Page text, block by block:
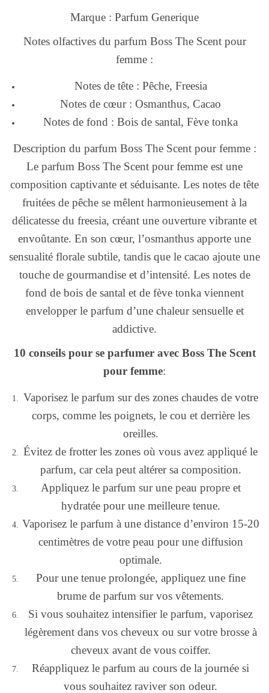
Marque : Parfum Generique
Notes olfactives du parfum Boss The Scent pour
femme :
Notes de tête : Pêche, Freesia
Notes de cœur : Osmanthus, Cacao
Notes de fond : Bois de santal, Fève tonka
Description du parfum Boss The Scent pour femme :
Le parfum Boss The Scent pour femme est une
composition captivante et séduisante. Les notes de tête
fruitées de pêche se mêlent harmonieusement à la
délicatesse du freesia, créant une ouverture vibrante et
envoûtante. En son cœur, l’osmanthus apporte une
sensualité florale subtile, tandis que le cacao ajoute une
touche de gourmandise et d’intensité. Les notes de
fond de bois de santal et de fève tonka viennent
envelopper le parfum d’une chaleur sensuelle et
addictive.
10 conseils pour se parfumer avec Boss The Scent
pour femme:
Vaporisez le parfum sur des zones chaudes de votre
corps, comme les poignets, le cou et derrière les
oreilles.
Évitez de frotter les zones où vous avez appliqué le
parfum, car cela peut altérer sa composition.
Appliquez le parfum sur une peau propre et
hydratée pour une meilleure tenue.
Vaporisez le parfum à une distance d’environ 15-20
centimètres de votre peau pour une diffusion
optimale.
Pour une tenue prolongée, appliquez une fine
brume de parfum sur vos vêtements.
Si vous souhaitez intensifier le parfum, vaporisez
légèrement dans vos cheveux ou sur votre brosse à
cheveux avant de vous coiffer.
Réappliquez le parfum au cours de la journée si
vous souhaitez raviver son odeur.